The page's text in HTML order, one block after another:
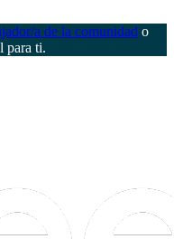
a de la comunidad o
para ti.